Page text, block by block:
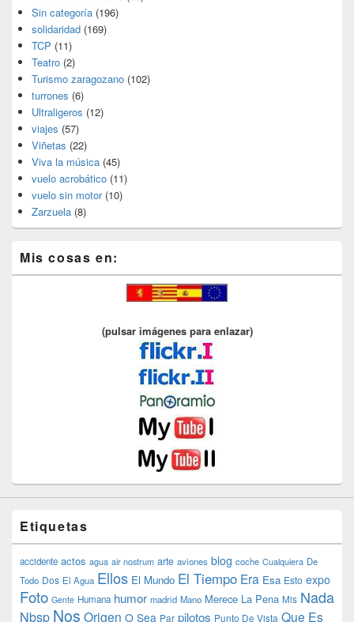
Sin categoría (196)
solidaridad (169)
TCP (11)
Teatro (2)
Turismo zaragozano (102)
turrones (6)
Ultraligeros (12)
viajes (57)
Viñetas (22)
Viva la música (45)
vuelo acrobático (11)
vuelo sin motor(10)
Zarzuela (8)
Mis cosas en:
(pulsar imágenes para enlazar)
Etiquetas
accidente actos agua air nostrum arte aviones blog coche Cualquiera De
Todo Dos El Agua Ellos El Mundo El Tiempo Era Esa Esto expo
Foto Gente Humana humor madrid Mano Merece La Pena Mis Nada
Nbsp Nos Origen O Sea Par pilotos Punto De Vista Que Es